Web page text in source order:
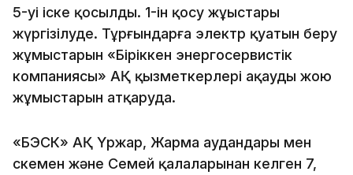
5-уі іске қосылды. 1-ін қосу жұыстары
жүргізілуде. Тұрғындарға электр қуатын беру
жұмыстарын «Біріккен энергосервистік
компаниясы» АҚ қызметкерлері ақауды жою
жұмыстарын атқаруда.
«БЭСК» АҚ Үржар, Жарма аудандары мен
Өскемен және Семей қалаларынан келген 7,